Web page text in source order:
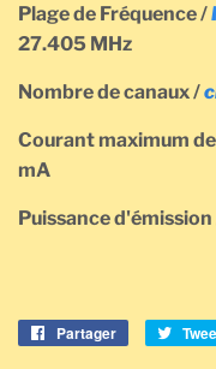
Plage de Fréquence /
27.405 MHz
Nombre de canaux /
Courant maximum
mA
Puissance d'émission
Partager
Partager